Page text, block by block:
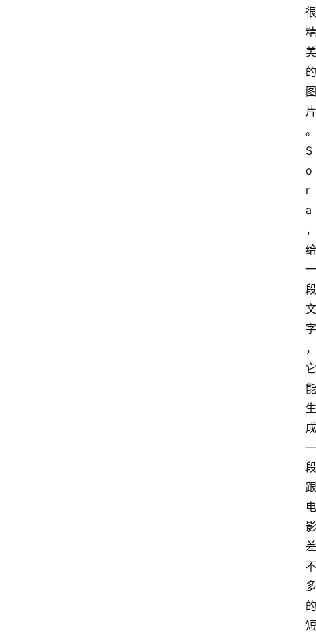
很
精
美
的
图
片
。
S
o
r
a
，
给
一
段
文
字
，
它
能
生
成
一
段
跟
电
影
差
不
多
的
短